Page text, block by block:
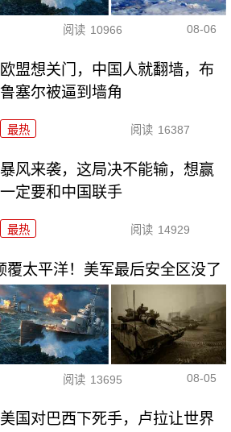
阅读 10966 08-06
欧盟想关门，中国人就翻墙，布
鲁塞尔被逼到墙角
最热 阅读 16387
暴风来袭，这局决不能输，想赢
一定要和中国联手
最热 阅读 14929
覆太平洋！美军最后安全区没了
阅读 13695 08-05
美国对巴西下死手，卢拉让世界